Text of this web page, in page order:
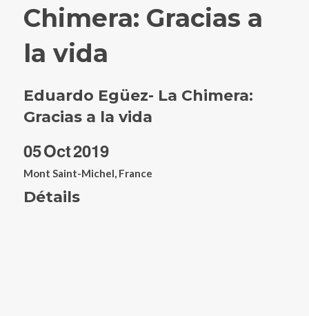
Chimera: Gracias a
la vida
Eduardo Egüez- La Chimera:
Gracias a la vida
05Oct2019
Mont Saint-Michel, France
Détails